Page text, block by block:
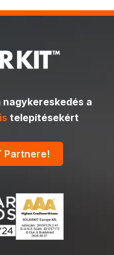
a
telepítésekért
Partnere!